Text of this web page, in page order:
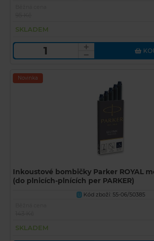
SKLADEM
Novinka
Inkoustové bombičky Parker ROYAL
(do plnicích-plnících per PARKER)
U Kód zboží: 55-06/50385
SKLADEM